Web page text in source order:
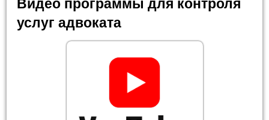
Видео программы для контроля
услуг адвоката